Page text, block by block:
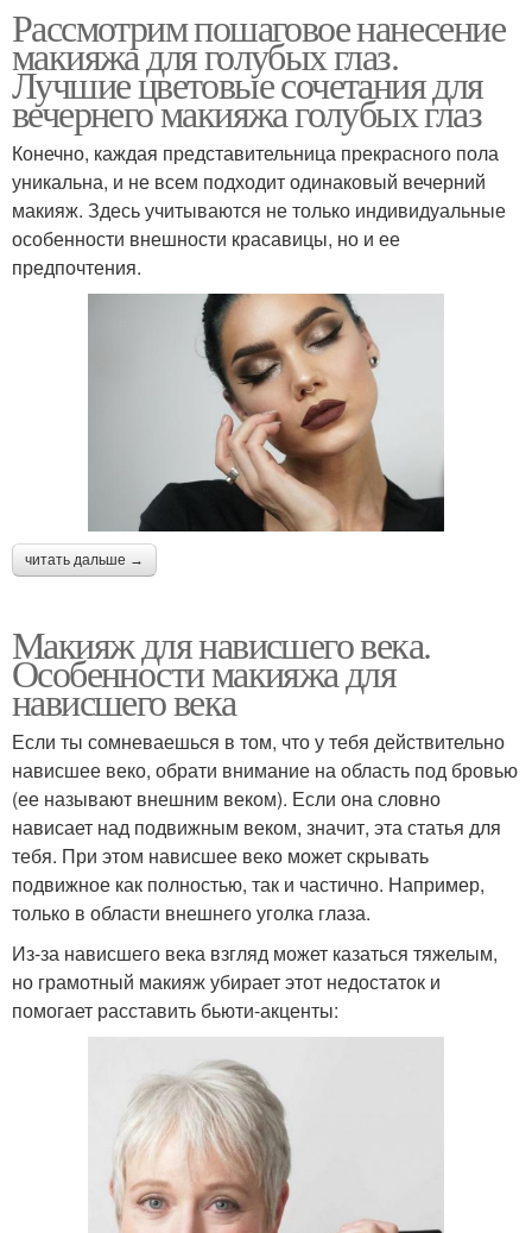
Рассмотрим пошаговое нанесение
макияжа для голубых глаз.
Лучшие цветовые сочетания для
вечернего макияжа голубых глаз
Конечно, каждая представительница прекрасного пола
уникальна, и не всем подходит одинаковый вечерний
макияж. Здесь учитываются не только индивидуальные
особенности внешности красавицы, но и ее
предпочтения.
читать дальше →
Макияж для нависшего века.
Особенности макияжа для
нависшего века
Если ты сомневаешься в том, что у тебя действительно
нависшее веко, обрати внимание на область под бровью
(ее называют внешним веком). Если она словно
нависает над подвижным веком, значит, эта статья для
тебя. При этом нависшее веко может скрывать
подвижное как полностью, так и частично. Например,
только в области внешнего уголка глаза.
Из-за нависшего века взгляд может казаться тяжелым,
но грамотный макияж убирает этот недостаток и
помогает расставить бьюти-акценты: